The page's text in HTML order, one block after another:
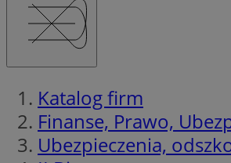
Katalog firm
Finanse, Prawo,
Ubezpieczenia,